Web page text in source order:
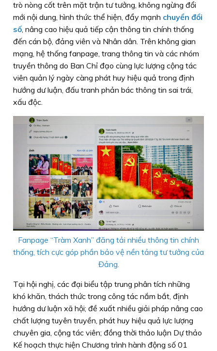
trò nòng cốt trên mặt trận tư tưởng, không ngừng đổi
mới nội dung, hình thức thể hiện, đẩy mạnh chuyển đổi
số , nâng cao hiệu quả tiếp cận thông tin chính thống
đến cán bộ, đảng viên và Nhân dân. Trên không gian
mạng, hệ thống fanpage, trang thông tin và các nhóm
truyền thông do Ban Chỉ đạo cùng lực lượng cộng tác
viên quản lý ngày càng phát huy hiệu quả trong định
hướng dư luận, đấu tranh phản bác thông tin sai trái,
xấu độc.
Fanpage “Tràm Xanh” đăng tải nhiều thông tin chính
thống, tích cực góp phần bảo vệ nền tảng tư tưởng của
Đảng.
Tại hội nghị, các đại biểu tập trung phân tích những
khó khăn, thách thức trong công tác nắm bắt, định
hướng dư luận xã hội; đề xuất nhiều giải pháp nâng cao
chất lượng tuyên truyền, phát huy hiệu quả lực lượng
chuyên gia, cộng tác viên; đồng thời thảo luận Dự thảo
Kế hoạch thực hiện Chương trình hành động số 01